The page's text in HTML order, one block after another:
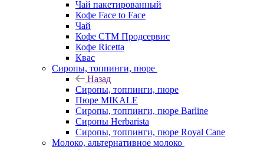
Чай пакетированный
Кофе Face to Face
Чай
Кофе СТМ Продсервис
Кофе Ricetta
Квас
Сиропы, топпинги, пюре
Назад
Сиропы, топпинги, пюре
Пюре MIKALE
Сиропы, топпинги, пюре Barline
Сиропы Herbarista
Сиропы, топпинги, пюре Royal Cane
Молоко, альтернативное молоко